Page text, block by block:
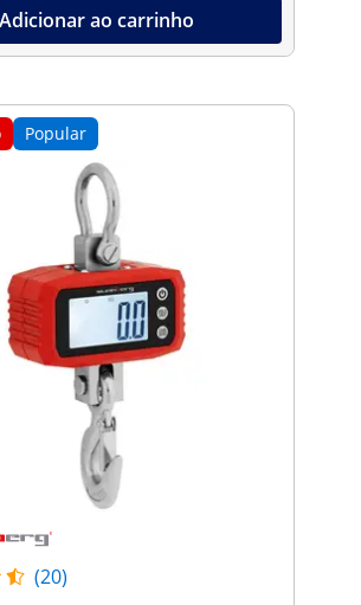
Adicionar ao carrinho
Popular
(20)